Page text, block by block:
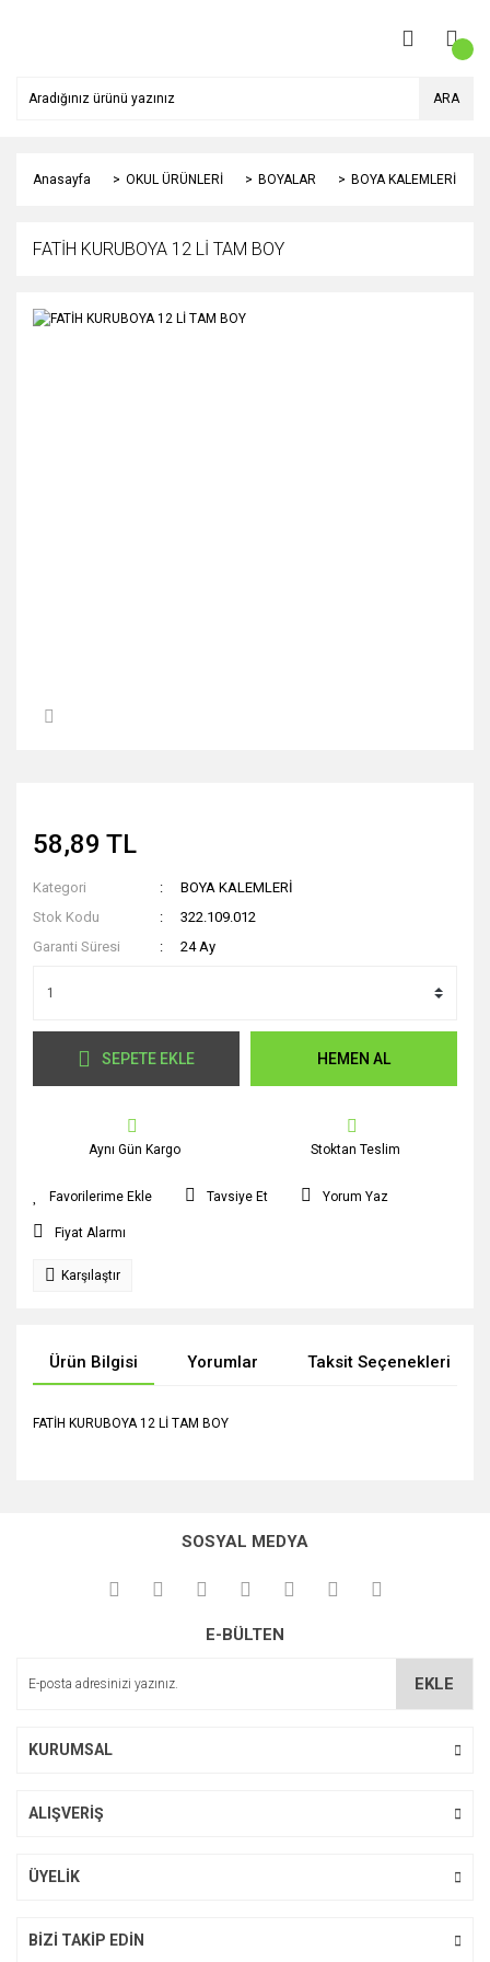
ARA
Anasayfa OKUL ÜRÜNLERİ BOYALAR BOYA KALEMLERİ
FATİH KURUBOYA 12 Lİ TAM BOY
58,89 TL
Kategori
BOYA KALEMLERİ
Stok Kodu
322.109.012
Garanti Süresi
24 Ay
SEPETE EKLE HEMEN AL
Aynı Gün Kargo Stoktan Teslim
Tavsiye Et Yorum Yaz
Fiyat Alarmı
Karşılaştır
Ürün Bilgisi Yorumlar Taksit Seçenekleri
FATİH KURUBOYA 12 Lİ TAM BOY
kullanarak tarafımıza iletebilirsiniz.
Görüş ve önerileriniz için teşekkür ederiz.
Ürün açıklamasında eksik bilgiler bulunuyor.
SOSYAL MEDYA
E-BÜLTEN
EKLE
KURUMSAL
ALIŞVERİŞ
ÜYELİK
BİZİ TAKİP EDİN